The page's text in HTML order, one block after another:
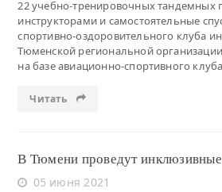
22 учебно-тренировочных тандемных
инструкторами и самостоятельные
спортивно-оздоровительного клуба
Тюменской региональной
на базе авиационно-спортивного
Читать
В Тюмени проведут
05 июня 2021